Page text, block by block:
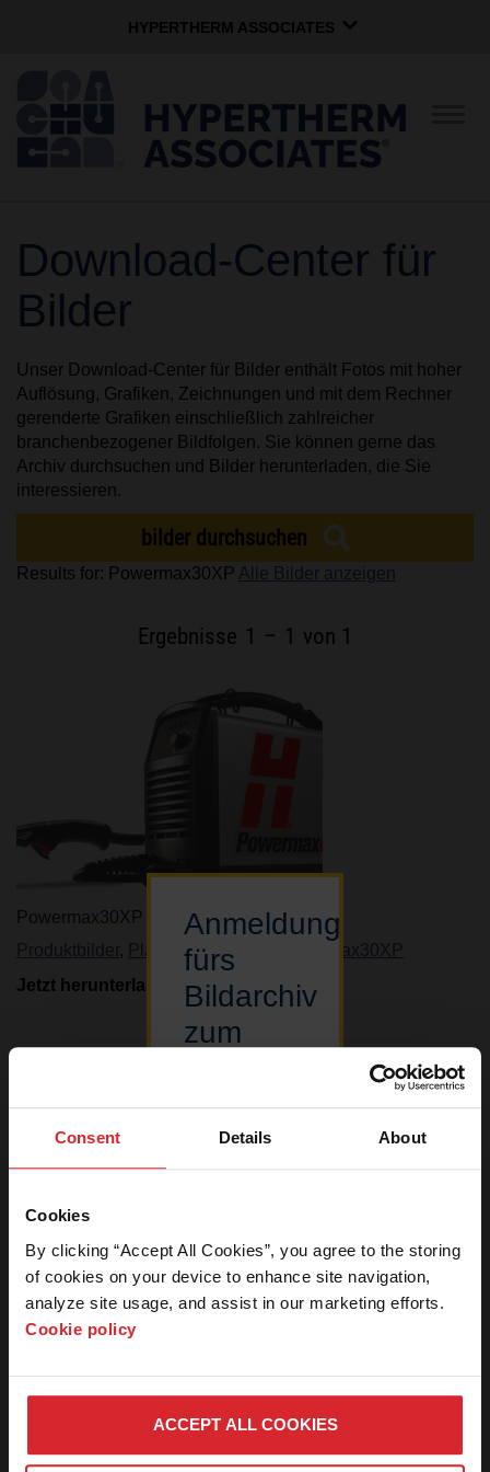
Consent Details About
Cookies
By clicking “Accept All Cookies”, you agree to the storing
of cookies on your device to enhance site navigation,
analyze site usage, and assist in our marketing efforts.
Cookie policy
ACCEPT ALL COOKIES
HYPERTHERM ASSOCIATES
Hypertherm-Plasma
OMAX-Wasserstrahl
UNTERNEHMEN
UNTERNEHMENSKULTUR
GEMEINNÜTZIGE
ARBEITEN
MARKEN
KARRIERE
Download-Center für
Bilder
Unser Download-Center für Bilder enthält Fotos mit hoher
Auflösung, Grafiken, Zeichnungen und mit dem Rechner
gerenderte Grafiken einschließlich zahlreicher
branchenbezogener Bildfolgen. Sie können gerne das
Archiv durchsuchen und Bilder herunterladen, die Sie
interessieren.
bilder durchsuchen
Results for: Powermax30XP Alle Bilder anzeigen
Ergebnisse 1 – 1 von 1
Powermax30XP
Produktbilder, Plasmaschneiden
Powermax30XP
Jetzt herunterladen
1.43 mb
Medienpakete
Medien-Anfragen
Download-Center für Bilder
Anmeldung
fürs
Bildarchiv
zum
Herunterladen
von
Bildern
Website
können nur
legitime
Kontaktieren
Sie uns bitte,
wenn Sie ein